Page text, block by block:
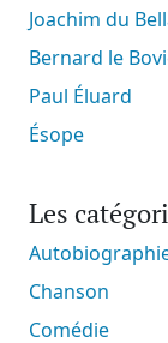
Joachim du
Bernard le
Paul Éluard
Ésope
Les
Chanson
Comédie